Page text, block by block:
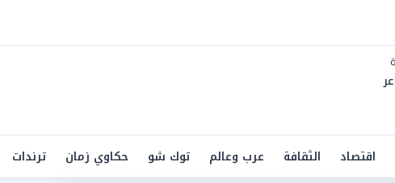
اقتصاد الثقافة عرب وعالم توك شو حكاوي زمان ترندات